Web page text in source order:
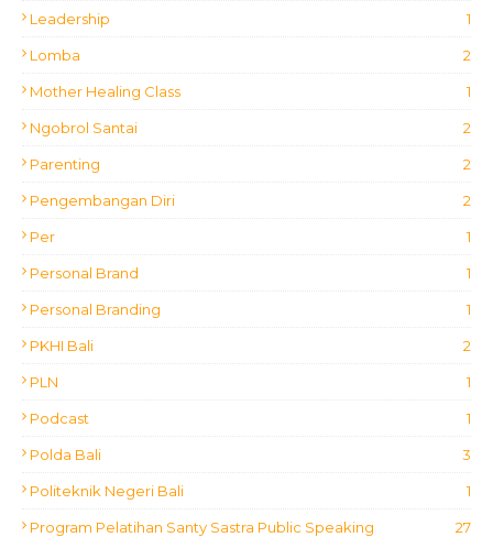
Leadership 1
Lomba 2
Mother Healing Class 1
Ngobrol Santai 2
Parenting 2
Pengembangan Diri 2
Per 1
Personal Brand 1
Personal Branding 1
PKHI Bali 2
PLN 1
Podcast 1
Polda Bali 3
Politeknik Negeri Bali 1
Program Pelatihan Santy Sastra Public Speaking 27